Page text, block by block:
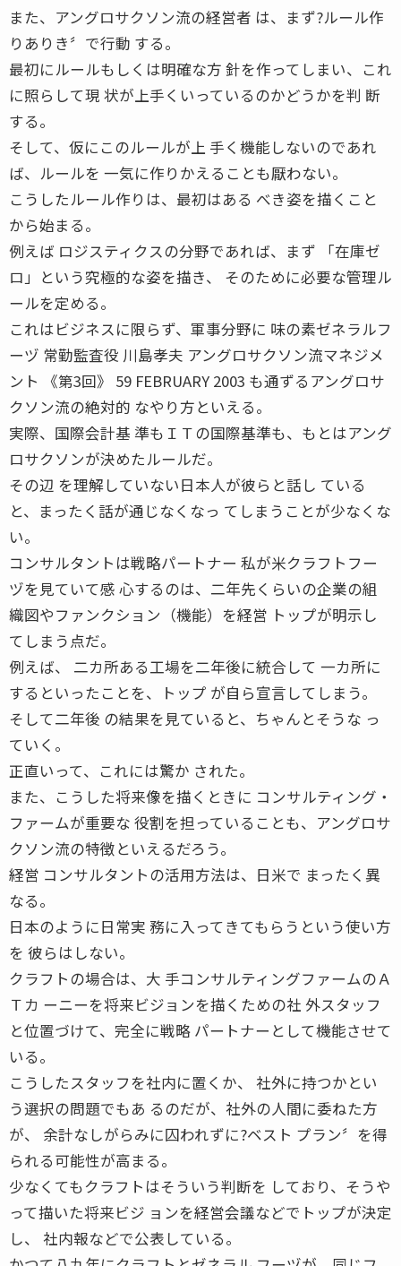
また、アングロサクソン流の経営者 は、まず?ルール作
りありき〞で行動 する。
最初にルールもしくは明確な方 針を作ってしまい、これ
に照らして現 状が上手くいっているのかどうかを判 断
する。
そして、仮にこのルールが上 手く機能しないのであれ
ば、ルールを 一気に作りかえることも厭わない。
こうしたルール作りは、最初はある べき姿を描くこと
から始まる。
例えば ロジスティクスの分野であれば、まず 「在庫ゼ
ロ」という究極的な姿を描き、 そのために必要な管理ル
ールを定める。
これはビジネスに限らず、軍事分野に 味の素ゼネラルフ
ーヅ 常勤監査役 川島孝夫 アングロサクソン流マネジメ
ント 《第3回》 59 FEBRUARY 2003 も通ずるアングロサ
クソン流の絶対的 なやり方といえる。
実際、国際会計基 準もＩＴの国際基準も、もとはアング
ロサクソンが決めたルールだ。
その辺 を理解していない日本人が彼らと話し ている
と、まったく話が通じなくなっ てしまうことが少なくな
い。
コンサルタントは戦略パートナー 私が米クラフトフー
ヅを見ていて感 心するのは、二年先くらいの企業の組
織図やファンクション（機能）を経営 トップが明示し
てしまう点だ。
例えば、 二カ所ある工場を二年後に統合して 一カ所に
するといったことを、トップ が自ら宣言してしまう。
そして二年後 の結果を見ていると、ちゃんとそうな っ
ていく。
正直いって、これには驚か された。
また、こうした将来像を描くときに コンサルティング・
ファームが重要な 役割を担っていることも、アングロサ
クソン流の特徴といえるだろう。
経営 コンサルタントの活用方法は、日米で まったく異
なる。
日本のように日常実 務に入ってきてもらうという使い方
を 彼らはしない。
クラフトの場合は、大 手コンサルティングファームのＡ
Ｔカ ーニーを将来ビジョンを描くための社 外スタッフ
と位置づけて、完全に戦略 パートナーとして機能させて
いる。
こうしたスタッフを社内に置くか、 社外に持つかとい
う選択の問題でもあ るのだが、社外の人間に委ねた方
が、 余計なしがらみに囚われずに?ベスト プラン〞を得
られる可能性が高まる。
少なくてもクラフトはそういう判断を しており、そうや
って描いた将来ビジ ョンを経営会議などでトップが決定
し、 社内報などで公表している。